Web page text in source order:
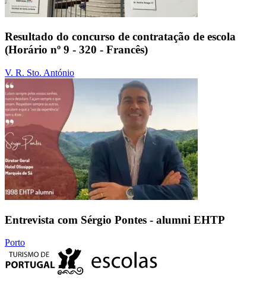
Resultado do concurso de contratação de escola
(Horário nº 9 - 320 - Francês)
V. R. Sto. António
Entrevista com Sérgio Pontes - alumni EHTP
Porto